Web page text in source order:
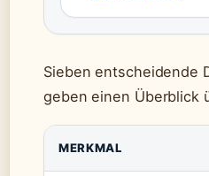
Sieben entscheidende
geben einen Überblick
MERKMAL